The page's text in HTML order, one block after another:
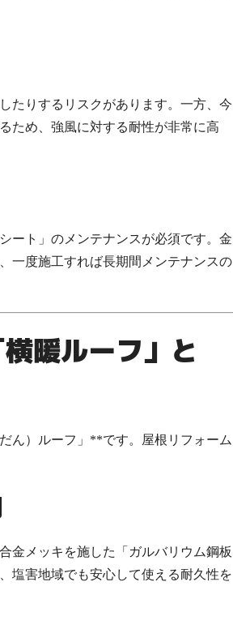
たりするリスクがあります。一方、今
ため、強風に対する耐性が非常に高
ート」のメンテナンスが必須です。金
一度施工すれば長期間メンテナンスの
暖ルーフ」と
ん）ルーフ」**です。屋根リフォーム
金メッキを施した「ガルバリウム鋼板
塩害地域でも安心して使える耐久性を